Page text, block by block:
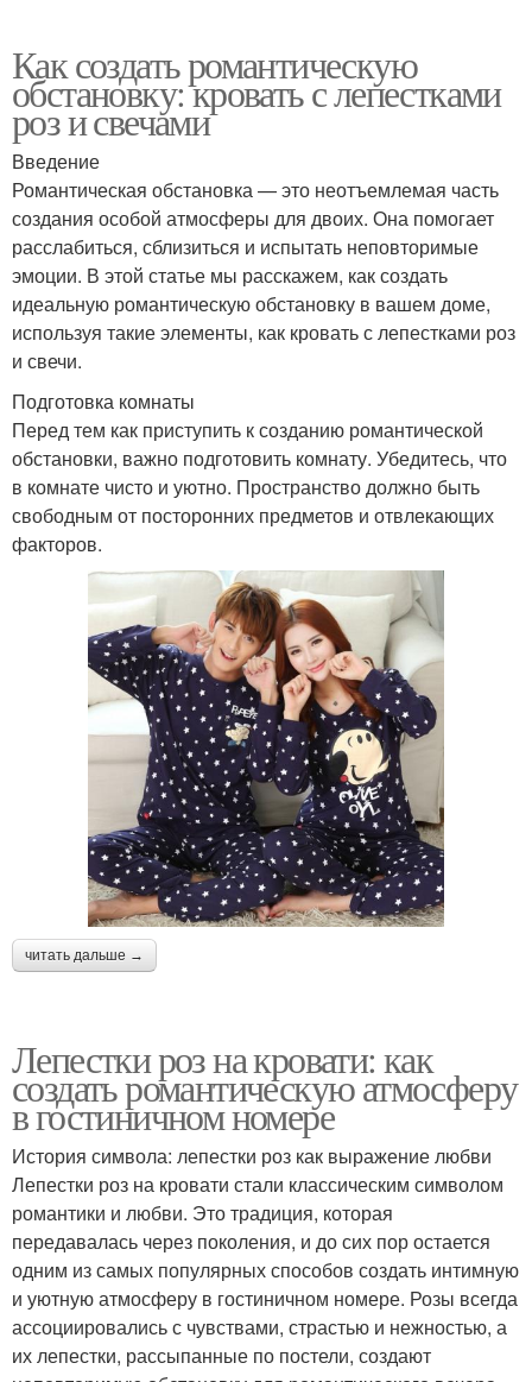
Как создать романтическую
обстановку: кровать с лепестками
роз и свечами
Введение
Романтическая обстановка — это неотъемлемая часть
создания особой атмосферы для двоих. Она помогает
расслабиться, сблизиться и испытать неповторимые
эмоции. В этой статье мы расскажем, как создать
идеальную романтическую обстановку в вашем доме,
используя такие элементы, как кровать с лепестками роз
и свечи.
Подготовка комнаты
Перед тем как приступить к созданию романтической
обстановки, важно подготовить комнату. Убедитесь, что
в комнате чисто и уютно. Пространство должно быть
свободным от посторонних предметов и отвлекающих
факторов.
читать дальше →
Лепестки роз на кровати: как
создать романтическую атмосферу
в гостиничном номере
История символа: лепестки роз как выражение любви
Лепестки роз на кровати стали классическим символом
романтики и любви. Это традиция, которая
передавалась через поколения, и до сих пор остается
одним из самых популярных способов создать интимную
и уютную атмосферу в гостиничном номере. Розы всегда
ассоциировались с чувствами, страстью и нежностью, а
их лепестки, рассыпанные по постели, создают